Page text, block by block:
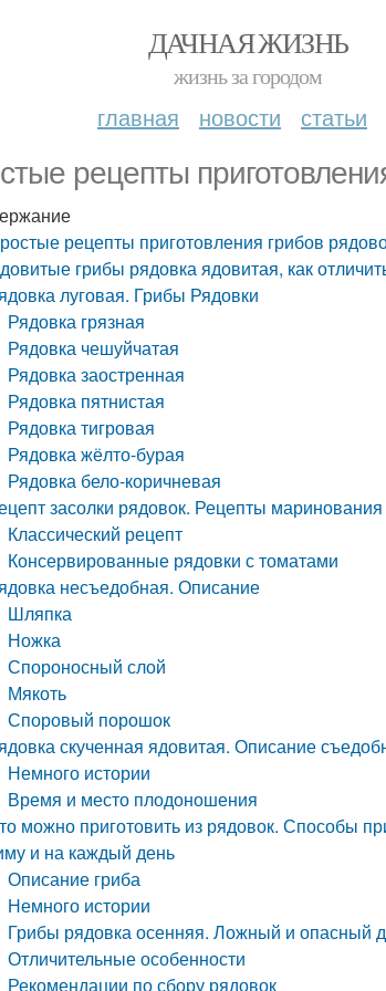
ДАЧНАЯ ЖИЗНЬ
жизнь за городом
главная новости статьи
рецепты
рецепты приготовления грибов
грибы рядовка ядовитая, как
луговая. Грибы Рядовки
Рядовка грязная
Рядовка чешуйчатая
Рядовка заостренная
Рядовка пятнистая
Рядовка тигровая
Рядовка жёлто-бурая
Рядовка бело-коричневая
засолки рядовок. Рецепты
Классический рецепт
Консервированные рядовки с томатами
несъедобная. Описание
Шляпка
Ножка
Спороносный слой
Мякоть
Споровый порошок
скученная ядовитая. Описание
Немного истории
Время и место плодоношения
можно приготовить из рядовок. Способы
и на каждый день
Описание гриба
Немного истории
Грибы рядовка осенняя. Ложный и опасный
Отличительные особенности
Рекомендации по сбору рядовок